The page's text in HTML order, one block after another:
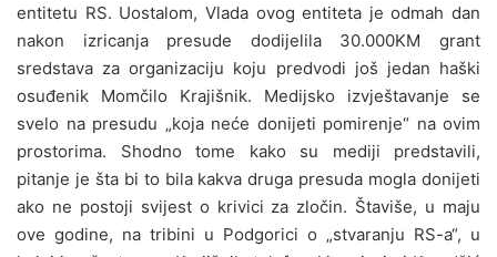
entitetu RS. Uostalom, Vlada ovog entiteta je odmah dan
nakon izricanja presude dodijelila 30.000KM grant
sredstava za organizaciju koju predvodi još jedan haški
osuđenik Momčilo Krajišnik. Medijsko izvještavanje se
svelo na presudu „koja neće donijeti pomirenje“ na ovim
prostorima. Shodno tome kako su mediji predstavili,
pitanje je šta bi to bila kakva druga presuda mogla donijeti
ako ne postoji svijest o krivici za zločin. Štaviše, u maju
ove godine, na tribini u Podgorici o „stvaranju RS-a“, u